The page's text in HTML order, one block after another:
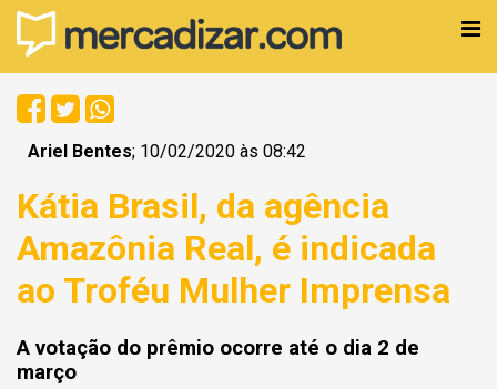
Ariel Bentes; 10/02/2020 às 08:42
Kátia Brasil, da agência
Amazônia Real, é indicada
ao Troféu Mulher Imprensa
A votação do prêmio ocorre até o dia 2 de
março